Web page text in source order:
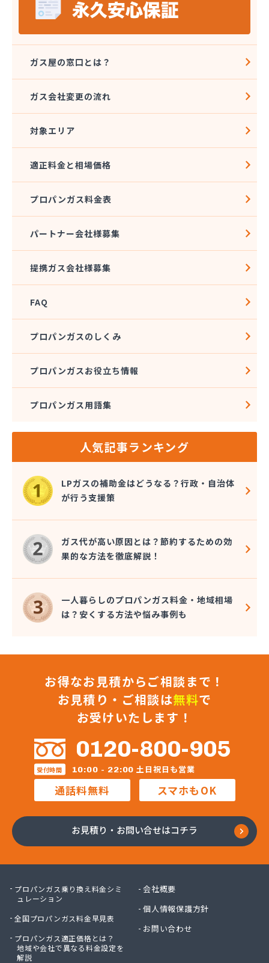
ガス屋の窓口とは？
ガス会社変更の流れ
対象エリア
適正料金と相場価格
プロパンガス料金表
パートナー会社様募集
提携ガス会社様募集
FAQ
プロパンガスのしくみ
プロパンガスお役立ち情報
プロパンガス用語集
人気記事ランキング
LPガスの補助金はどうなる？行政・自治体
が行う支援策
ガス代が高い原因とは？節約するための効
果的な方法を徹底解説！
一人暮らしのプロパンガス料金・地域相場
は？安くする方法や悩み事例も
お得なお見積からご相談まで！
お見積り・ご相談は無料で
お受けいたします！
0120-800-905
受付時間 10:00 - 22:00 土日祝日も営業
通話料無料 スマホもOK
お見積り・お問い合せはコチラ
プロパンガス乗り換え料金シミ
ュレーション
全国プロパンガス料金早見表
プロパンガス適正価格とは？
地域や会社で異なる料金設定を
解説
会社概要
個人情報保護方針
お問い合わせ